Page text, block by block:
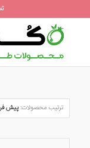
ترتیب محصولات:پیش